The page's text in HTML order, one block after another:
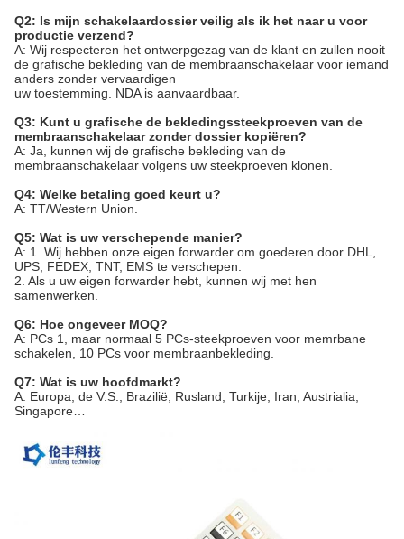
Q2: Is mijn schakelaardossier veilig als ik het naar u voor
productie verzend?
A: Wij respecteren het ontwerpgezag van de klant en zullen nooit
de grafische bekleding van de membraanschakelaar voor iemand
anders zonder vervaardigen
uw toestemming. NDA is aanvaardbaar.
Q3: Kunt u grafische de bekledingssteekproeven van de
membraanschakelaar zonder dossier kopiëren?
A: Ja, kunnen wij de grafische bekleding van de
membraanschakelaar volgens uw steekproeven klonen.
Q4: Welke betaling goed keurt u?
A: TT/Western Union.
Q5: Wat is uw verschepende manier?
A: 1. Wij hebben onze eigen forwarder om goederen door DHL,
UPS, FEDEX, TNT, EMS te verschepen.
2. Als u uw eigen forwarder hebt, kunnen wij met hen
samenwerken.
Q6: Hoe ongeveer MOQ?
A: PCs 1, maar normaal 5 PCs-steekproeven voor memrbane
schakelen, 10 PCs voor membraanbekleding.
Q7: Wat is uw hoofdmarkt?
A: Europa, de V.S., Brazilië, Rusland, Turkije, Iran, Austrialia,
Singapore…